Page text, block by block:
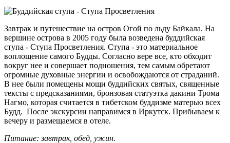
Завтрак и путешествие на остров Огой по льду Байкала. На
вершине острова в 2005 году была возведена буддийская
ступа - Ступа Просветления. Ступа - это материальное
воплощение самого Будды. Согласно вере все, кто обходит
вокруг нее и совершает подношения, тем самым обретают
огромные духовные энергии и освобождаются от страданий.
В нее были помещены мощи буддийских святых, священные
тексты с предсказаниями, бронзовая статуэтка дакини Трома
Нагмо, которая считается в тибетском буддизме матерью всех
Будд. После экскурсии направимся в Иркутск. Прибываем к
вечеру и размещаемся в отеле.
Питание: завтрак, обед, ужин.